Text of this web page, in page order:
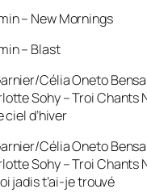
– New Mornings
– Blast
Célia Oneto
Sohy – Troi Chants
ciel d’hiver
Célia Oneto
Sohy – Troi Chants
jadis t’ai-je trouvé